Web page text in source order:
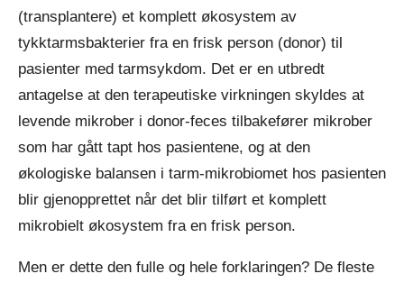
(transplantere) et komplett økosystem av
tykktarmsbakterier fra en frisk person (donor) til
pasienter med tarmsykdom. Det er en utbredt
antagelse at den terapeutiske virkningen skyldes at
levende mikrober i donor-feces tilbakefører mikrober
som har gått tapt hos pasientene, og at den
økologiske balansen i tarm-mikrobiomet hos pasienten
blir gjenopprettet når det blir tilført et komplett
mikrobielt økosystem fra en frisk person.
Men er dette den fulle og hele forklaringen? De fleste